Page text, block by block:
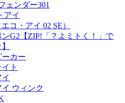
ェンダー301
アイ
コ・アイ 02 SE）
G2【ZIP!「？よミトく！」で
ーカー
ト
ウィンク